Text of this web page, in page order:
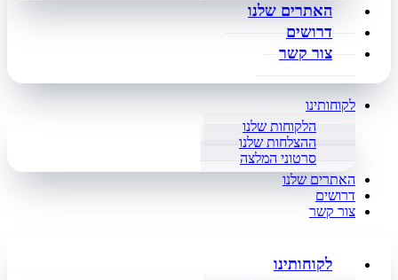
האתרים שלנו
דרושים
צור קשר
לקוחותינו
הלקוחות שלנו
ההצלחות שלנו
סרטוני המלצה
האתרים שלנו
דרושים
צור קשר
לקוחותינו